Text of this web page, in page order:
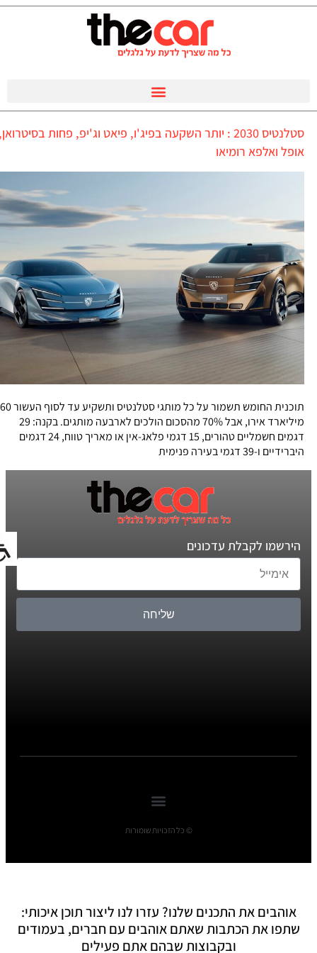
סטלנטיס 2030 : יותר השקעה בפיג'ו, פיאט וג'יפ, פחות בסיטרואן,
אופל ואלפא רומיאו
תוכנית החומש תשמור על כל מותגי סטלנטיס ותשקיע עד לסוף העשור 60
מיליארד אירו, אבל 70% מהסכום הולכים לארבעה מותגים. בקנה: 29
דגמים חשמליים טהורים, 15 דגמי פלאג-אין או מאריך טווח, 24 דגמים
היברידיים ו-39 דגמי בעירה פנימית
הירשמו לקבלת עדכונים
שליחה
© כל הזכויות שומורות
אוהבים את התכנים שלנו? עזרו לנו ליצור תוכן איכותי:
שתפו את הכתבות שאתם אוהבים עם חברים, בעמודים
ובקבוצות שבהם אתם פעילים